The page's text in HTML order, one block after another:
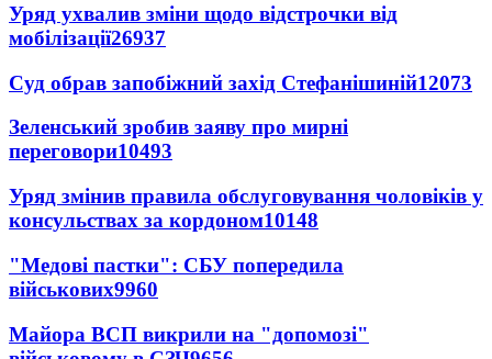
Уряд ухвалив зміни щодо відстрочки від
мобілізації26937
Суд обрав запобіжний захід Стефанішиній12073
Зеленський зробив заяву про мирні
переговори10493
Уряд змінив правила обслуговування чоловіків у
консульствах за кордоном10148
"Медові пастки": СБУ попередила
військових9960
Майора ВСП викрили на "допомозі"